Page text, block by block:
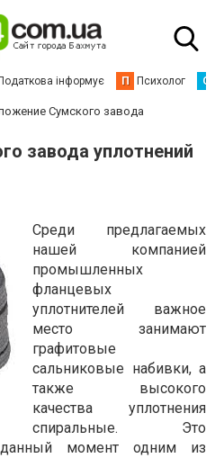
Податкова інформує П Психолог С
Сумского завода
завода уплотнений
Среди предлагаемых
нашей компанией
промышленных
фланцевых
уплотнителей важное
место занимают
графитовые
сальниковые набивки, а
также высокого
качества уплотнения
спиральные. Это
момент одним из